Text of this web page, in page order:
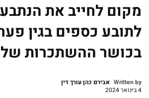
מקום לחייב את
לתובע כספים בגין
בכושר ההשתכרות
Written by אבירם כהן עורך דין
4 בינואר 2024